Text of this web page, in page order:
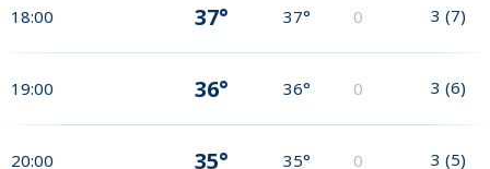
18:00 37° 37° 0 3 (7)
19:00 36° 36° 0 3 (6)
20:00 35° 35° 0 3 (5)